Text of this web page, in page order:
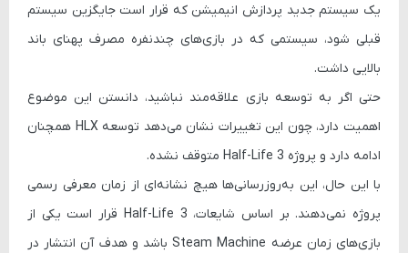
یک سیستم جدید پردازش انیمیشن که قرار است جایگزین سیستم
قبلی شود، سیستمی که در بازی‌های چندنفره مصرف پهنای باند
بالایی داشت.
حتی اگر به توسعه بازی علاقه‌مند نباشید، دانستن این موضوع
اهمیت دارد، چون این تغییرات نشان می‌دهد توسعه HLX همچنان
ادامه دارد و پروژه Half-Life 3 متوقف نشده.
با این حال، این به‌روزرسانی‌ها هیچ نشانه‌ای از زمان معرفی رسمی
پروژه نمی‌دهند. بر اساس شایعات، Half-Life 3 قرار است یکی از
بازی‌های زمان عرضه Steam Machineباشد و هدف آن انتشار در